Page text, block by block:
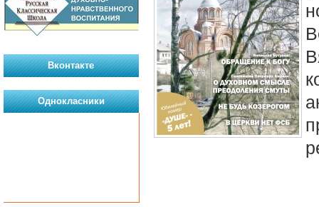
Вконтакте
Однокласники